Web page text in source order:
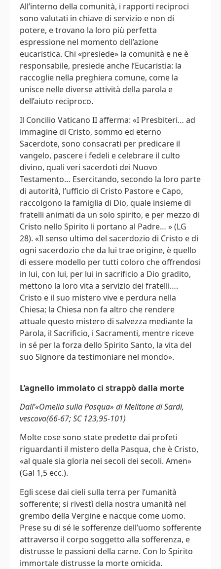
All’interno della comunità, i rapporti reciproci
sono valutati in chiave di servizio e non di
potere, e trovano la loro più perfetta
espressione nel momento dell’azione
eucaristica. Chi «presiede» la comunità e ne è
responsabile, presiede anche l’Eucaristia: la
raccoglie nella preghiera comune, come la
unisce nelle diverse attività della parola e
dell’aiuto reciproco.
Il Concilio Vaticano II afferma: «I Presbiteri… ad
immagine di Cristo, sommo ed eterno
Sacerdote, sono consacrati per predicare il
vangelo, pascere i fedeli e celebrare il culto
divino, quali veri sacerdoti dei Nuovo
Testamento… Esercitando, secondo la loro parte
di autorità, l’ufficio di Cristo Pastore e Capo,
raccolgono la famiglia di Dio, quale insieme di
fratelli animati da un solo spirito, e per mezzo di
Cristo nello Spirito li portano al Padre… » (LG
28). «Il senso ultimo del sacerdozio di Cristo e di
ogni sacerdozio che da lui trae origine, è quello
di essere modello per tutti coloro che offrendosi
in lui, con lui, per lui in sacrificio a Dio gradito,
mettono la loro vita a servizio dei fratelli….
Cristo e il suo mistero vive e perdura nella
Chiesa; la Chiesa non fa altro che rendere
attuale questo mistero di salvezza mediante la
Parola, il Sacrificio, i Sacramenti, mentre riceve
in sé per la forza dello Spirito Santo, la vita del
suo Signore da testimoniare nel mondo».
L’agnello immolato ci strappò dalla morte
Dall’«Omelia sulla Pasqua» di Melitone di Sardi,
vescovo(66-67; SC 123,95-101)
Molte cose sono state predette dai profeti
riguardanti il mistero della Pasqua, che è Cristo,
«al quale sia gloria nei secoli dei secoli. Amen»
(Gal 1,5 ecc.).
Egli scese dai cieli sulla terra per l’umanità
sofferente; si rivestì della nostra umanità nel
grembo della Vergine e nacque come uomo.
Prese su di sé le sofferenze dell’uomo sofferente
attraverso il corpo soggetto alla sofferenza, e
distrusse le passioni della carne. Con lo Spirito
immortale distrusse la morte omicida.